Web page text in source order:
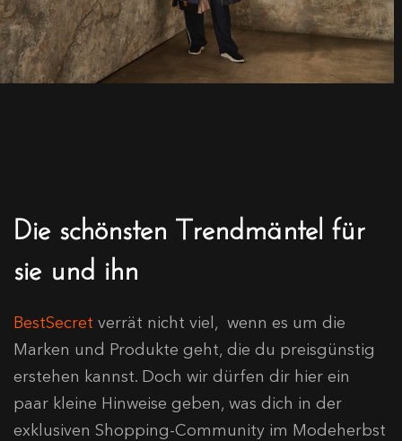
Die schönsten Trendmäntel für
sie und ihn
BestSecret verrät nicht viel, wenn es um die
Marken und Produkte geht, die du preisgünstig
erstehen kannst. Doch wir dürfen dir hier ein
paar kleine Hinweise geben, was dich in der
exklusiven Shopping-Community im Modeherbst